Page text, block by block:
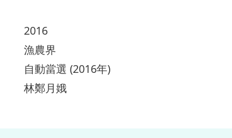
2016
漁農界
自動當選 (2016年)
林鄭月娥